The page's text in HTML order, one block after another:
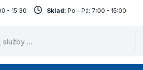
- 15:30 Sklad: Po - Pá: 7:00 - 15:00